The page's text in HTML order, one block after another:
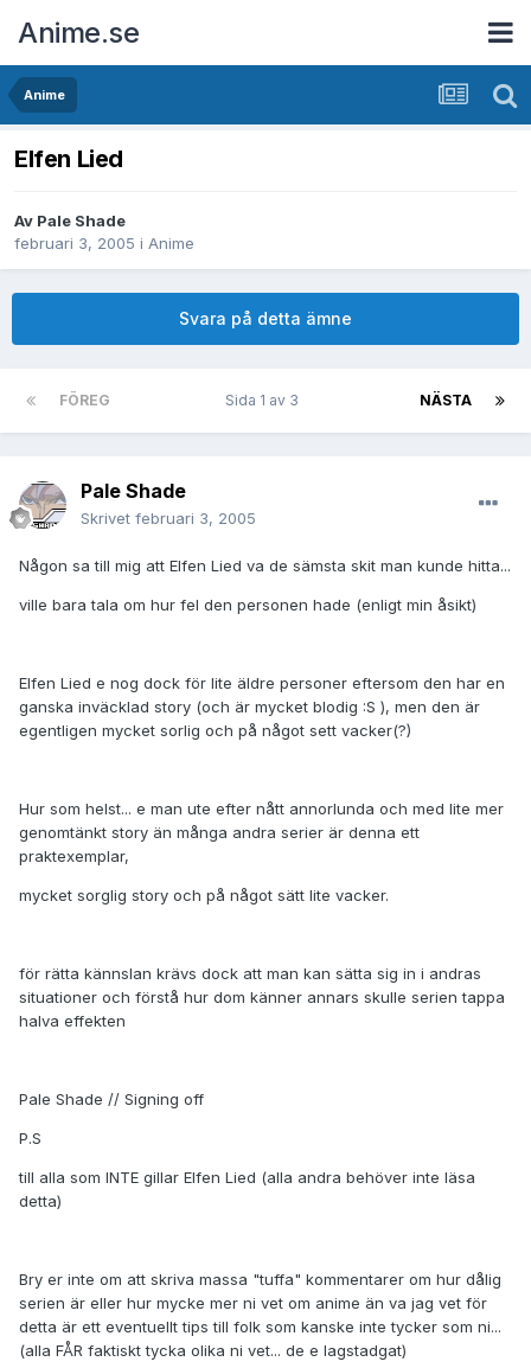
Anime.se
Anime
Elfen Lied
Av Pale Shade
februari 3, 2005 i Anime
Svara på detta ämne
FÖREG NÄSTA
Sida 1 av 3
Pale Shade
Skrivet februari 3, 2005
Någon sa till mig att Elfen Lied va de sämsta skit man kunde hitta...
ville bara tala om hur fel den personen hade (enligt min åsikt)
Elfen Lied e nog dock för lite äldre personer eftersom den har en
ganska inväcklad story (och är mycket blodig :S ), men den är
egentligen mycket sorlig och på något sett vacker(?)
Hur som helst... e man ute efter nått annorlunda och med lite mer
genomtänkt story än många andra serier är denna ett
praktexemplar,
mycket sorglig story och på något sätt lite vacker.
för rätta kännslan krävs dock att man kan sätta sig in i andras
situationer och förstå hur dom känner annars skulle serien tappa
halva effekten
Pale Shade // Signing off
P.S
till alla som INTE gillar Elfen Lied (alla andra behöver inte läsa
detta)
Bry er inte om att skriva massa "tuffa" kommentarer om hur dålig
serien är eller hur mycke mer ni vet om anime än va jag vet för
detta är ett eventuellt tips till folk som kanske inte tycker som ni...
(alla FÅR faktiskt tycka olika ni vet... de e lagstadgat)